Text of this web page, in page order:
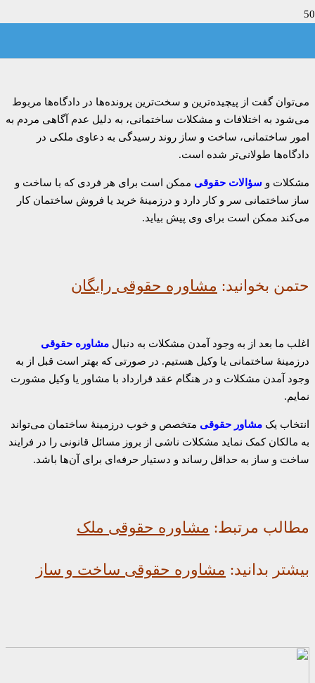
می‌توان گفت از پیچیده‌ترین و سخت‌ترین پرونده‌ها در دادگاه‌ها مربوط
می‌شود به اختلافات و مشکلات ساختمانی، به دلیل عدم آگاهی مردم به
امور ساختمانی، ساخت و ساز روند رسیدگی به دعاوی ملکی در
دادگاه‌ها طولانی‌تر شده است.
مشکلات و سؤالات حقوقی ممکن است برای هر فردی که با ساخت و
ساز ساختمانی سر و کار دارد و درزمینهٔ خرید یا فروش ساختمان کار
می‌کند ممکن است برای وی پیش بیاید.
حتمن بخوانید: مشاوره حقوقی رایگان
اغلب ما بعد از به وجود آمدن مشکلات به دنبال مشاوره حقوقی
درزمینهٔ ساختمانی یا وکیل هستیم. در صورتی که بهتر است قبل از به
وجود آمدن مشکلات و در هنگام عقد قرارداد با مشاور یا وکیل مشورت
نمایم.
انتخاب یک مشاور حقوقی متخصص و خوب درزمینهٔ ساختمان می‌تواند
به مالکان کمک نماید مشکلات ناشی از بروز مسائل قانونی را در فرایند
ساخت و ساز به حداقل رساند و دستیار حرفه‌ای برای آن‌ها باشد.
مطالب مرتبط: مشاوره حقوقی ملک
بیشتر بدانید: مشاوره حقوقی ساخت و ساز